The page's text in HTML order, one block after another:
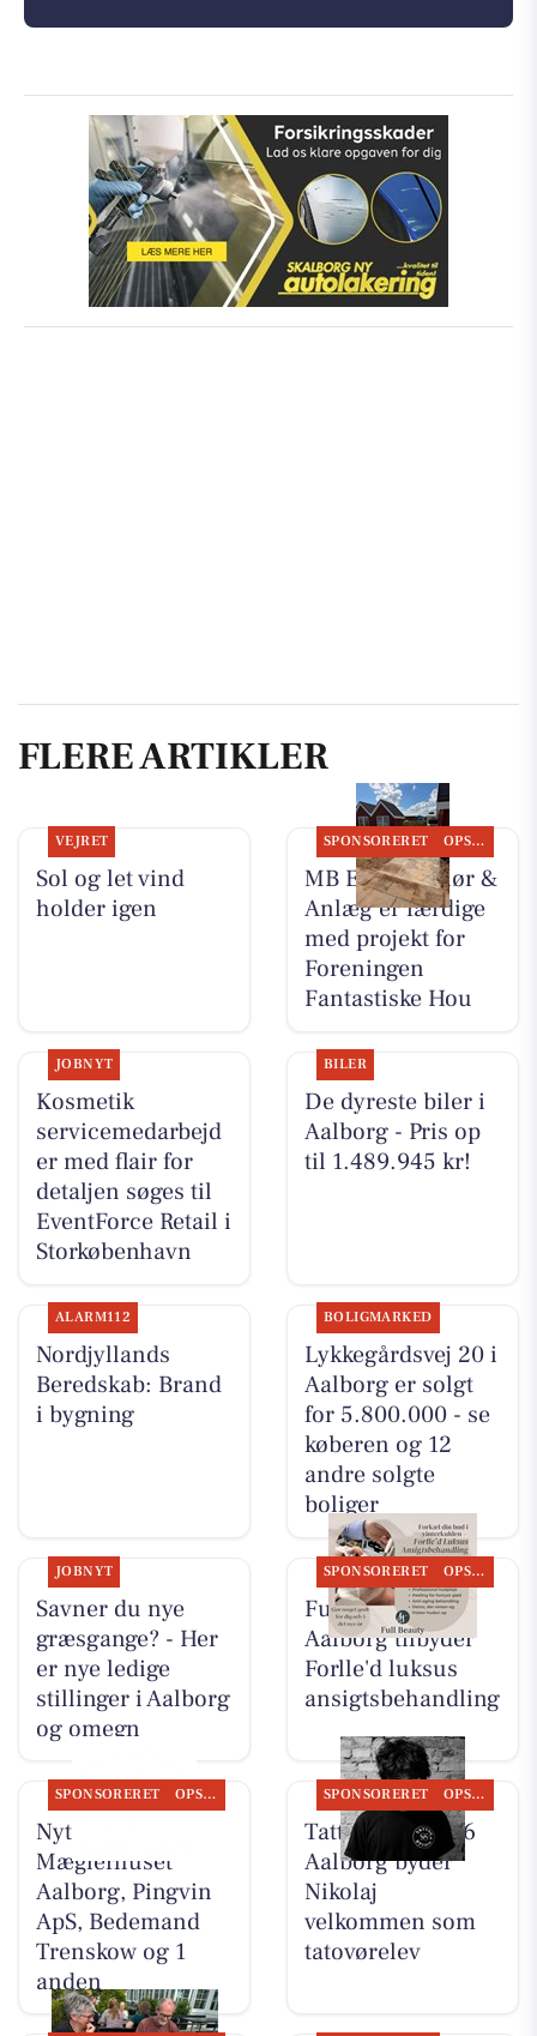
FLERE ARTIKLER
VEJRET
Sol og let vind
holder igen
SPONSORERET OPSLAGSTAVLEN
MB Entreprenør &
Anlæg er færdige
med projekt for
Foreningen
Fantastiske Hou
JOBNYT
Kosmetik
servicemedarbejd
er med flair for
detaljen søges til
EventForce Retail i
Storkøbenhavn
BILER
De dyreste biler i
Aalborg - Pris op
til 1.489.945 kr!
ALARM112
Nordjyllands
Beredskab: Brand
i bygning
BOLIGMARKED
Lykkegårdsvej 20 i
Aalborg er solgt
for 5.800.000 - se
køberen og 12
andre solgte
boliger
JOBNYT
Savner du nye
græsgange? - Her
er nye ledige
stillinger i Aalborg
og omegn
SPONSORERET OPSLAGSTAVLEN
Full Beauty
Aalborg tilbyder
Forlle'd luksus
ansigtsbehandling
SPONSORERET OPSLAGSTAVLEN
Nyt fra
Mæglerhuset
Aalborg, Pingvin
ApS, Bedemand
Trenskow og 1
anden
SPONSORERET OPSLAGSTAVLEN
Tattoo Studio 96
Aalborg byder
Nikolaj
velkommen som
tatovørelev